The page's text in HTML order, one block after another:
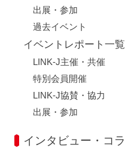
出展・参加
過去イベント
イベントレポート一覧
LINK-J主催・共催
特別会員開催
LINK-J協賛・協力
出展・参加
インタビュー・コラ